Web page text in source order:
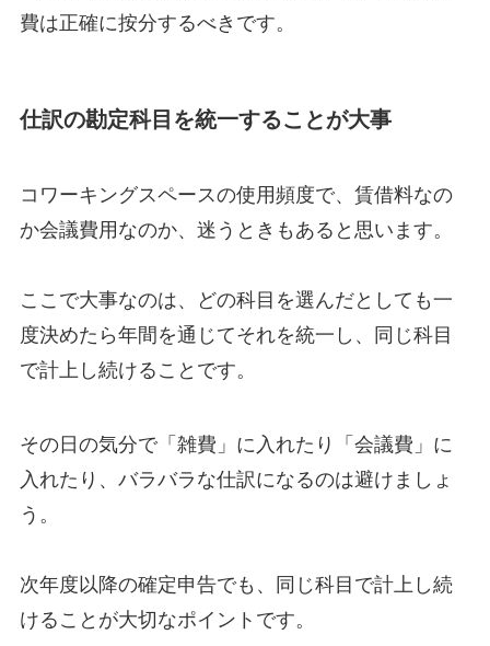
費は正確に按分するべきです。
仕訳の勘定科目を統一することが大事
コワーキングスペースの使用頻度で、賃借料なの
か会議費用なのか、迷うときもあると思います。
ここで大事なのは、どの科目を選んだとしても一
度決めたら年間を通じてそれを統一し、同じ科目
で計上し続けることです。
その日の気分で「雑費」に入れたり「会議費」に
入れたり、バラバラな仕訳になるのは避けましょ
う。
次年度以降の確定申告でも、同じ科目で計上し続
けることが大切なポイントです。